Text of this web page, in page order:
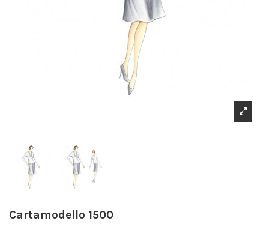
Cartamodello 1500